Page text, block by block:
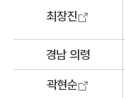
최장진
경남 의령
곽현순